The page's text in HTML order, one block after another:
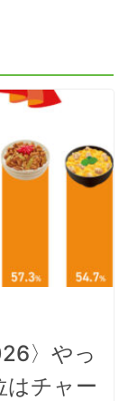
〉やっ
はチャー